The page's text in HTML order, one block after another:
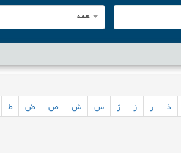
همه
ذ ر ز ژ س ش ص ض ط